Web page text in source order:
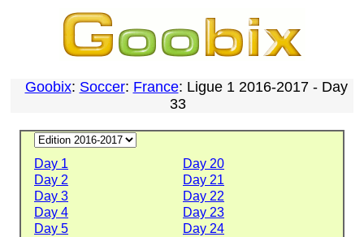
Goobix: Soccer: France: Ligue 1 2016-2017 - Day
33
Day 1
Day 20
Day 2
Day 21
Day 3
Day 22
Day 4
Day 23
Day 5
Day 24